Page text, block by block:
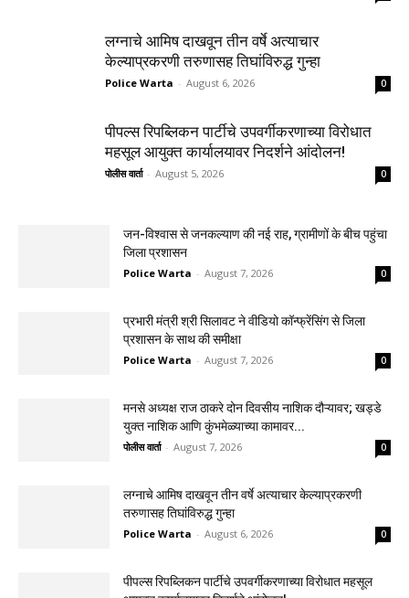
लग्नाचे आमिष दाखवून तीन वर्षे अत्याचार
केल्याप्रकरणी तरुणासह तिघांविरुद्ध गुन्हा
Police Warta - August 6, 2026 0
पीपल्स रिपब्लिकन पार्टीचे उपवर्गीकरणाच्या विरोधात
महसूल आयुक्त कार्यालयावर निदर्शने आंदोलन!
पोलीस वार्ता - August 5, 2026 0
जन-विश्वास से जनकल्याण की नई राह, ग्रामीणों के बीच पहुंचा
जिला प्रशासन
Police Warta - August 7, 2026 0
प्रभारी मंत्री श्री सिलावट ने वीडियो कॉन्फ्रेंसिंग से जिला
प्रशासन के साथ की समीक्षा
Police Warta - August 7, 2026 0
मनसे अध्यक्ष राज ठाकरे दोन दिवसीय नाशिक दौऱ्यावर; खड्डे
युक्त नाशिक आणि कुंभमेळ्याच्या कामावर...
पोलीस वार्ता - August 7, 2026 0
लग्नाचे आमिष दाखवून तीन वर्षे अत्याचार केल्याप्रकरणी
तरुणासह तिघांविरुद्ध गुन्हा
Police Warta - August 6, 2026 0
पीपल्स रिपब्लिकन पार्टीचे उपवर्गीकरणाच्या विरोधात महसूल